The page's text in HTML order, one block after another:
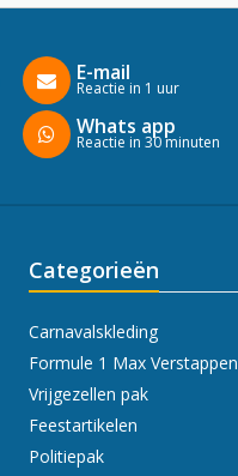
E-mail
Reactie in 1 uur
Whats app
Reactie in 30 minuten
Categorieën
Carnavalskleding
Formule 1 Max Verstappen
Vrijgezellen pak
Feestartikelen
Politiepak